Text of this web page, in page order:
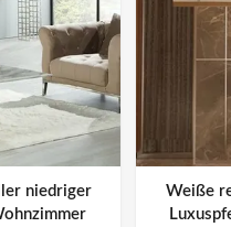
niedriger
Weiße